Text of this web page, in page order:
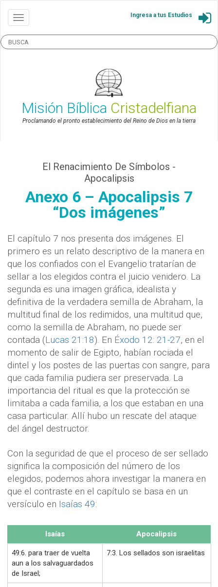
Ingresa a tus Estudios
Misión Bíblica Cristadelfiana
Proclamando el pronto establecimiento del Reino de Dios en la tierra
El Renacimiento De Símbolos -
Apocalipsis
Anexo 6 – Apocalipsis 7
“Dos imágenes”
El capítulo 7 nos presenta dos imágenes. El
primero es un relato descriptivo de la manera en
que los confiados con el Evangelio tratarían de
sellar a los elegidos contra el juicio venidero. La
segunda es una imagen gráfica, idealista y
definitiva de la verdadera semilla de Abraham, la
multitud final de los redimidos, una multitud que,
como la semilla de Abraham, no puede ser
contada (Lucas 21:18). En Éxodo 12: 21-27, en el
momento de salir de Egipto, habían rociada el
dintel y los postes de las puertas con sangre, para
que cada familia pudiera ser preservada. La
importancia del ritual es que la protección se
limitaba a cada familia, a los que estaban en una
casa particular. Allí hubo un rescate del ataque
del ángel destructor.
Con la seguridad de que el proceso de ser sellado
significa la composición del número de los
elegidos, podemos ahora investigar la manera en
que el contraste en el capítulo se basa en un
versículo en Isaías 49:
Isaías Apocalipsis
49:6. para traer de vuelta
aun a los salvaguardados
de Israel;
7:3. Los sellados son israelitas